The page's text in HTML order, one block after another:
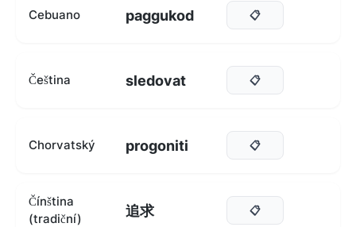
Cebuano paggukod 📋
Čeština sledovat 📋
Chorvatský progoniti 📋
Čínština
(tradiční)
追求 📋